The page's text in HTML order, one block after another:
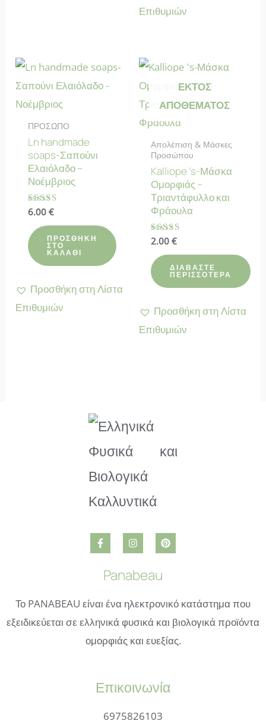
Επιθυμιών
ΠΡΟΣΩΠΟ
Ln handmade
soaps-Σαπούνι
Ελαιόλαδο –
Νοέμβριος
Βαθμολογήθηκε
4.80
από 5
6.00 €
ΠΡΟΣΘΉΚΗ
ΣΤΟ
ΚΑΛΆΘΙ
Προσθήκη στη Λίστα
Επιθυμιών
ΕΚΤΌΣ
ΑΠΟΘΈΜΑΤΟΣ
Απολέπιση & Μάσκες
Προσώπου
Kalliope ‘s-Μάσκα
Ομορφιάς –
Τριαντάφυλλο και
Φράουλα
Βαθμολογήθηκε
5.00
από 5
2.00€
ΔΙΑΒΆΣΤΕ
ΠΕΡΙΣΣΌΤΕΡΑ
Προσθήκη στη Λίστα
Επιθυμιών
Panabeau
Το PANABEAU είναι ένα ηλεκτρονικό κατάστημα που
εξειδικεύεται σε ελληνικά φυσικά και βιολογικά προϊόντα
ομορφιάς και ευεξίας.
Επικοινωνία
6975826103